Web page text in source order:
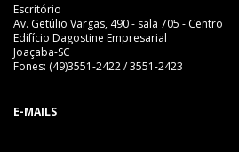
Escritório
Av. Getúlio Vargas, 490 - sala 705 - Centro
Edifício Dagostine Empresarial
Joaçaba-SC
Fones: (49)3551-2422 / 3551-2423
E-MAILS